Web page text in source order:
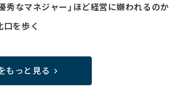
秀なマネジャー」ほど経営に嫌われるのか
口を歩く
もっと見る